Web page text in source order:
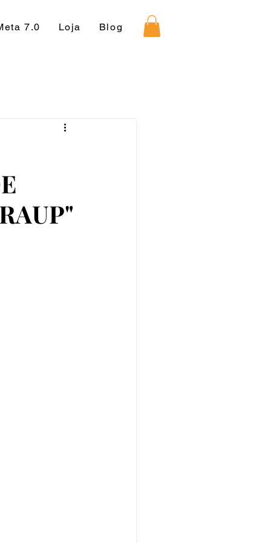
7.0 Loja Blog